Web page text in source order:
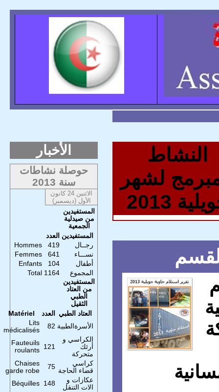
الأخبار
حوصلة نشاطات
سنة 2013
الاثنين 24 كانون
الأول (ديسمبر)
المستفيدين
من صيدلية
الجمعية
المستفيدين العدد
رجــال
419
Hommes
نســـاء
641
Femmes
أطفال
104
Enfants
المجموع
1164
Total
المستفيدين
من العتاد
الطبي
الثقيل
العتاد الطبي
العدد
Matériel
الأسرةالطبية 82
Lits
médicalisés
الكراسي و
أرئك
متحركة
121
Fauteuils
roulants
كراسي
قضاء الحاجة
75
Chaises
garde robe
عكازات و
الات التنقل
148
Béquilles
النشاط
لشهر
2013